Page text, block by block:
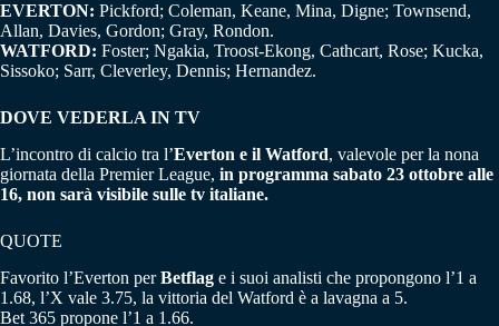
EVERTON: Pickford; Coleman, Keane, Mina, Digne; Townsend,
Allan, Davies, Gordon; Gray, Rondon.
WATFORD: Foster; Ngakia, Troost-Ekong, Cathcart, Rose; Kucka,
Sissoko; Sarr, Cleverley, Dennis; Hernandez.
DOVE VEDERLA IN TV
L’incontro di calcio tra l’Everton e il Watford, valevole per la nona
giornata della Premier League, in programma sabato 23 ottobre alle
16, non sarà visibile sulle tv italiane.
QUOTE
Favorito l’Everton perBetflag e i suoi analisti che propongono l’1 a
1.68, l’X vale 3.75, la vittoria del Watford è a lavagna a 5.
Bet 365 propone l’1 a 1.66.